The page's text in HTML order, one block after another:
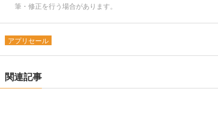
筆・修正を行う場合があります。
アプリセール
関連記事